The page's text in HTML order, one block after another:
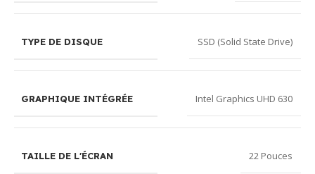
TYPE DE DISQUE SSD (Solid State Drive)
GRAPHIQUE INTÉGRÉE Intel Graphics UHD 630
TAILLE DE L'ÉCRAN 22 Pouces